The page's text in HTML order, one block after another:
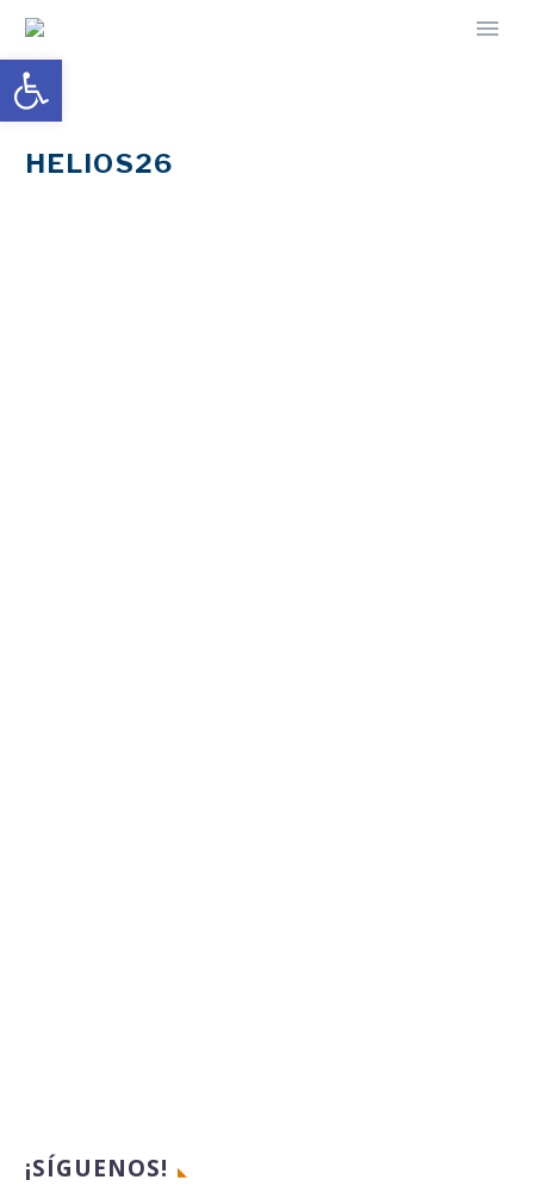
HELIOS26
¡SÍGUENOS!
Abrir barra de herramientas